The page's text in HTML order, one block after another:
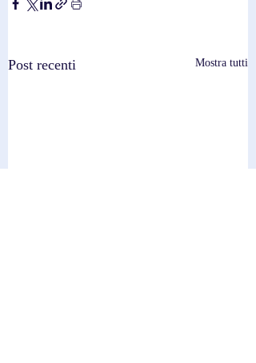
Post recenti Mostra tutti